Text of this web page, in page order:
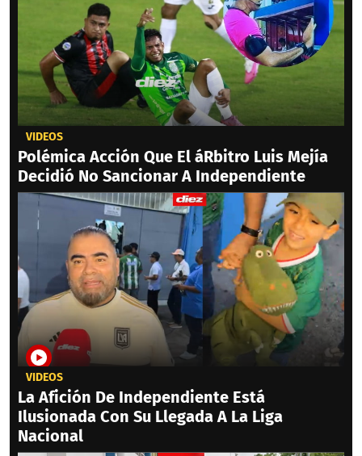
VIDEOS
Polémica Acción Que El áRbitro Luis Mejía
Decidió No Sancionar A Independiente
VIDEOS
La Afición De Independiente Está
Ilusionada Con Su Llegada A La Liga
Nacional